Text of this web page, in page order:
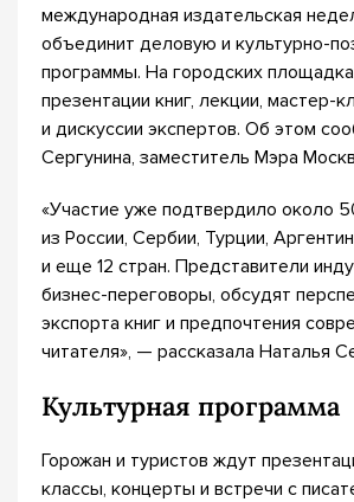
международная издательская
объединит деловую и культурно-
программы. На городских
презентации книг, лекции, мастер-
и дискуссии экспертов. Об этом
Сергунина, заместитель Мэра
«Участие уже подтвердило около
из России, Сербии, Турции,
и еще 12 стран. Представители
бизнес-переговоры, обсудят
экспорта книг и предпочтения
читателя», — рассказала Наталья
Культурная программа
Горожан и туристов ждут
классы, концерты и встречи с